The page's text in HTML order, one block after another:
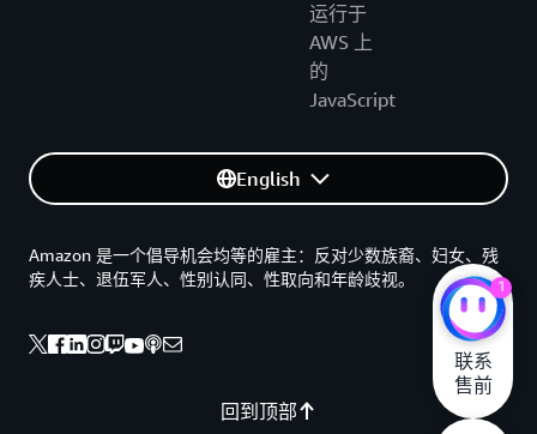
运行于
AWS 上
的
JavaScript
English
回到顶部
Amazon 是一个倡导机会均等的雇主：反对少数族裔、妇女、残
疾人士、退伍军人、性别认同、性取向和年龄歧视。
1
联系
售前